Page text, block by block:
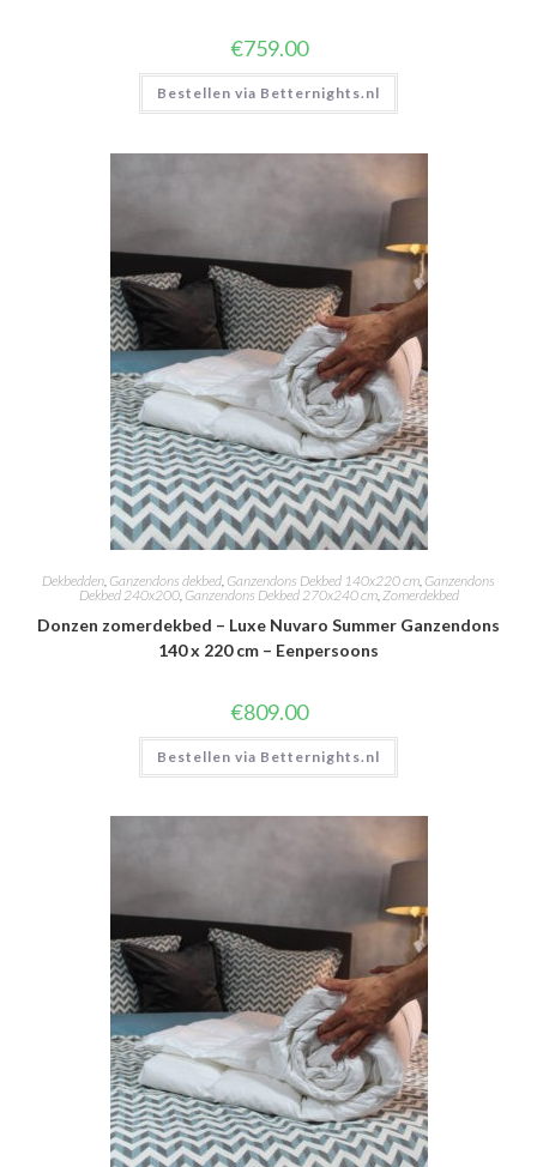
€759.00
Bestellen via Betternights.nl
Dekbedden Ganzendons dekbed Ganzendons Dekbed 140x220 cm Ganzendons
Dekbed 240x200, Ganzendons Dekbed 270x240 cm, Zomerdekbed
Donzen zomerdekbed – Luxe Nuvaro Summer Ganzendons
140 x 220 cm – Eenpersoons
€809.00
Bestellen via Betternights.nl